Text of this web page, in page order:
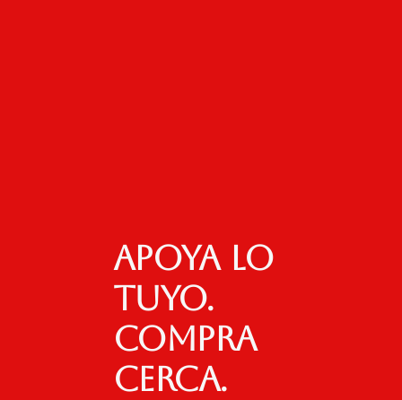
Apoya lo
tuyo.
Compra
cerca.